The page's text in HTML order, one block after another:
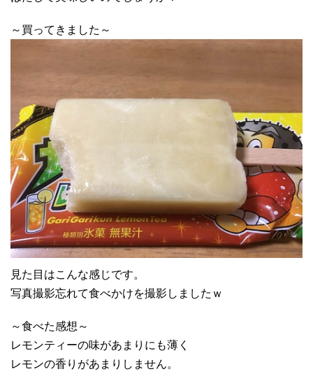
～買ってきました～
見た目はこんな感じです。
写真撮影忘れて食べかけを撮影しましたｗ
～食べた感想～
レモンティーの味があまりにも薄く
レモンの香りがあまりしません。